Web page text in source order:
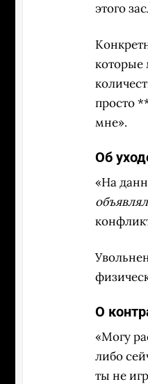
этого
которые
просто
мне».
Об
«На
О
«Могу
либо
ты не